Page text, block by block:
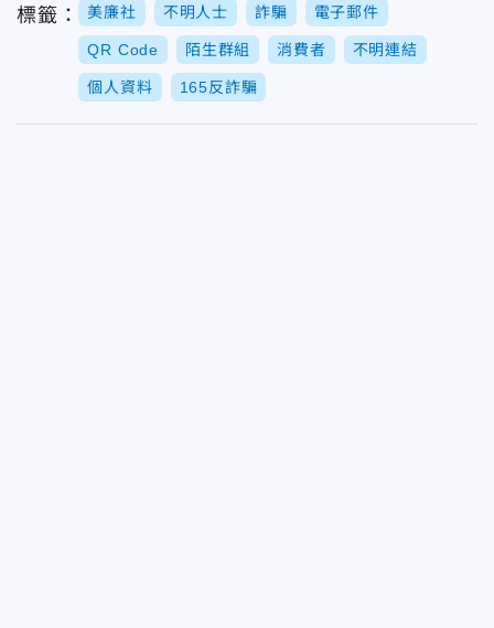
標籤： 美廉社 不明人士 詐騙 電子郵件
QR Code 陌生群組 消費者 不明連結
個人資料 165反詐騙